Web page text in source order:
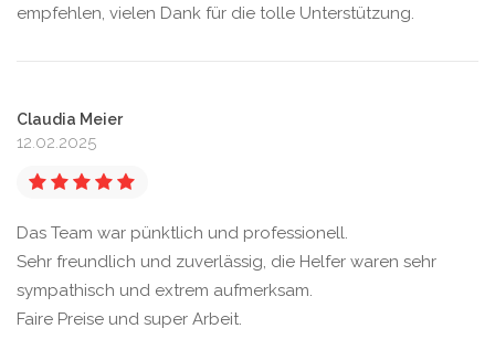
empfehlen, vielen Dank für die tolle Unterstützung.
Claudia Meier
12.02.2025
Das Team war pünktlich und professionell.
Sehr freundlich und zuverlässig, die Helfer waren sehr
sympathisch und extrem aufmerksam.
Faire Preise und super Arbeit.